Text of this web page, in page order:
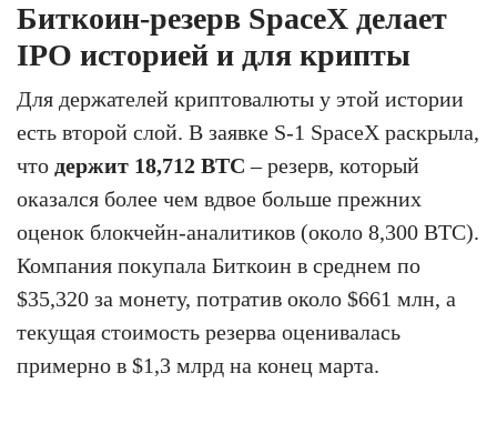
Биткоин-резерв SpaceX делает
IPO историей и для крипты
Для держателей криптовалюты у этой истории
есть второй слой. В заявке S-1 SpaceX раскрыла,
что держит 18,712 BTC – резерв, который
оказался более чем вдвое больше прежних
оценок блокчейн-аналитиков (около 8,300 BTC).
Компания покупала Биткоин в среднем по
$35,320 за монету, потратив около $661 млн, а
текущая стоимость резерва оценивалась
примерно в $1,3 млрд на конец марта.